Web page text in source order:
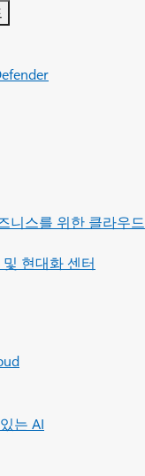
니스를 위한 클라우드
현대화 센터
는 AI